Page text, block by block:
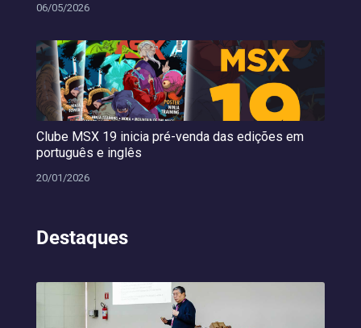
06/05/2026
Clube MSX 19 inicia pré-venda das edições em
português e inglês
20/01/2026
Destaques